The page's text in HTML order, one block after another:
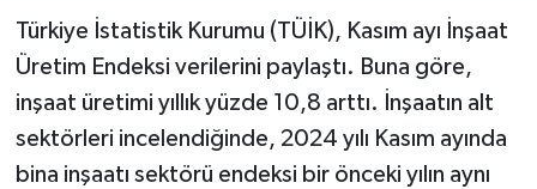
Türkiye İstatistik Kurumu (TÜİK), Kasım ayı İnşaat
Üretim Endeksi verilerini paylaştı. Buna göre,
inşaat üretimi yıllık yüzde 10,8 arttı. İnşaatın alt
sektörleri incelendiğinde, 2024 yılı Kasım ayında
bina inşaatı sektörü endeksi bir önceki yılın aynı